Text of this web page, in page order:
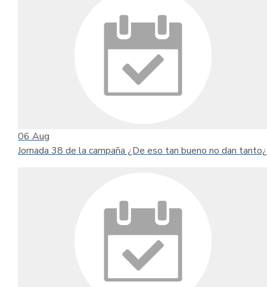
06 Aug
Jornada 38 de la campaña ¿De eso tan bueno no dan tanto¿